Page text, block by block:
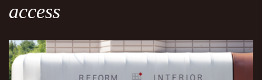
access